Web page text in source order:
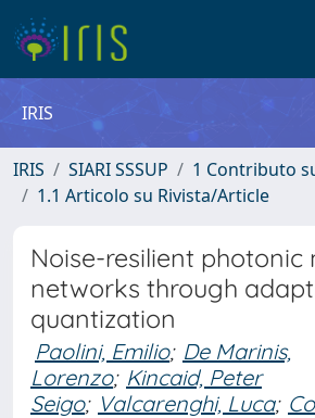
IRIS
IRIS SIARI SSSUP
1 Contributo
1.1 Articolo su Rivista/Article
Noise-resilient photonic
networks through
quantization
Paolini, Emilio; De Marinis,
Lorenzo; Kincaid, Peter
Seigo; Valcarenghi, Luca;